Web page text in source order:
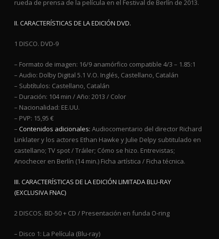
rueda de prensa de la película en el Festival de Berlín de 2013.
II. CARACTERÍSTICAS DE LA EDICIÓN DVD.
1 DISCO. DVD-9
– Formato de imagen: 16/9 anamórfico compatible 4/3 – 1.85:1
– Audio: Dolby Digital 5.1 V.O. Inglés, Castellano, Catalán
– Subtítulos: Castellano, Catalán
– Duración: 104 min / Año: 2013 / Color
– Nacionalidad: EE.UU.
– PVP: 15,95 €
– Contenidos adicionales: Audiocomentario del director Richard
Linklater y los actores Ethan Hawke y Julie Delpy subtitulado en
castellano; TV spot / Tráiler; Cómo se hizo. Entrevistas;
Anochecer en Berlín (14 min.) Ficha artística / Ficha técnica.
III. CARACTERÍSTICAS DE LA EDICIÓN LIMITADA BLU-RAY
(EXCLUSIVA FNAC)
2 DISCOS. BD-50 + CD / Presentación en funda O-ring
– Disco 1: La Película (Blu-ray)